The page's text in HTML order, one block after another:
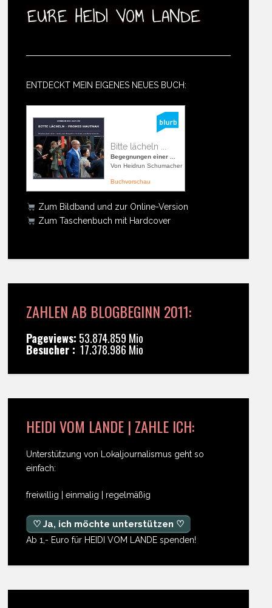
ENTDECKT MEIN EIGENES NEUES BUCH:
Bitte lächeln ...
Begegnungen einer ...
Von Heidrun Schumacher
Buchvorschau
Zum Bildband und zur Online-Version
Zum Taschenbuch mit Hardcover
ZAHLEN AB BLOGBEGINN 2011:
Pageviews: 53.874.859 Mio
Besucher : 17.378.986 Mio
HEIDI VOM LANDE | ZAHLE ICH:
Unterstützung von Lokaljournalismus geht so
einfach:
freiwillig | einmalig | regelmäßig
♡ Ja, ich möchte unterstützen ♡
Ab 1,- Euro für HEIDI VOM LANDE spenden!